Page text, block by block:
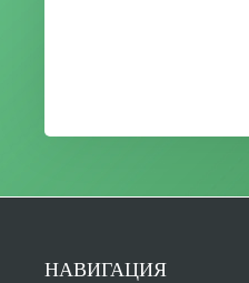
НАВИГАЦИЯ